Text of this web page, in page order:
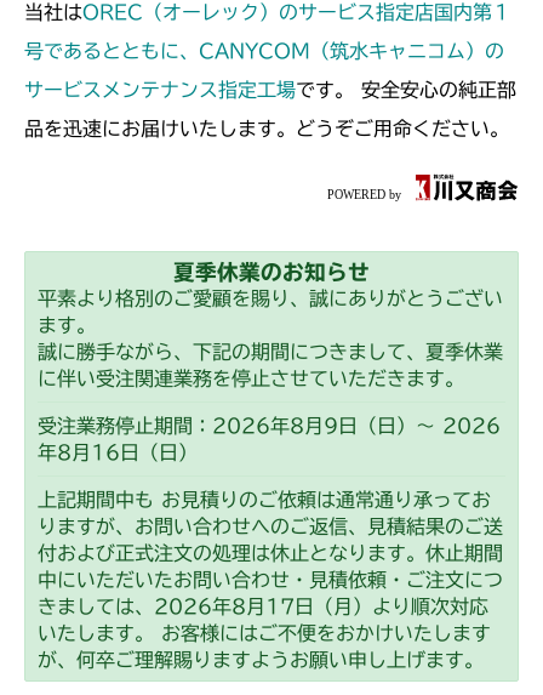
本体 FIG16 刈刃駆動
CMX1804
本体 FIG18 刈刃駆動
CMX2206HC
本体 FIG15 刈刃駆動
CMX2402HC
本体 FIG17 刈刃駆動
CMX2502
本体 FIG19 刈刃駆動
CMX2506RC
本体 FIG16 刈刃駆動
CMX2506YC/YCV/YCS
本体 FIG18 刈刃駆動
当社はOREC（オーレック）のサービス指定店国内第１
号であるとともに、CANYCOM（筑水キャニコム）の
サービスメンテナンス指定工場です。 安全安心の純正部
品を迅速にお届けいたします。どうぞご用命ください。
夏季休業のお知らせ
平素より格別のご愛顧を賜り、誠にありがとうござい
ます。
誠に勝手ながら、下記の期間につきまして、夏季休業
に伴い受注関連業務を停止させていただきます。
受注業務停止期間：2026年8月9日（日）～ 2026
年8月16日（日）
上記期間中も お見積りのご依頼は通常通り承ってお
りますが、お問い合わせへのご返信、見積結果のご送
付および正式注文の処理は休止となります。休止期間
中にいただいたお問い合わせ・見積依頼・ご注文につ
きましては、2026年8月17日（月）より順次対応
いたします。 お客様にはご不便をおかけいたします
が、何卒ご理解賜りますようお願い申し上げます。